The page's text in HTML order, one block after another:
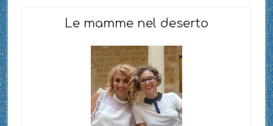
Le mamme nel deserto